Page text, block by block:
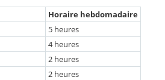
Horaire hebdomadaire
5 heures
4 heures
2 heures
2 heures